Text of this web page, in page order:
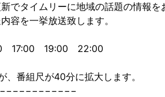
でタイムリーに地域の話題の情報を
容を一挙放送致します。
17:00 19:00 22:00
番組尺が40分に拡大します。